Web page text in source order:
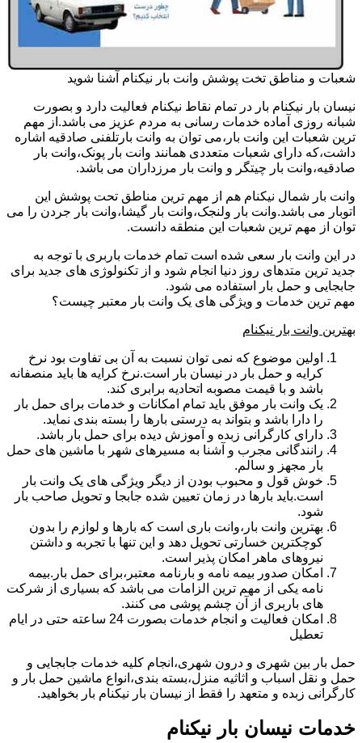
شعبات و مناطق تخت پوشش وانت بار نیکنام آشنا شوید
نیسان بار نیکنام بار در تمام نقاط نیکنام فعالیت دارد و بصورت
شبانه روزی آماده خدمات رسانی به مردم عزیز می باشد.از مهم
ترین شعبات این وانت بار،می توان به وانت بارتلفنی صادقیه اشاره
داشت،که دارای شعبات متعددی همانند وانت بار پونک،وانت بار
صادقیه،وانت بار چیتگر و وانت بار مرزداران می باشد.
وانت بار شمال نیکنام هم از مهم ترین مناطق تحت پوشش این
اتوبار می باشد.وانت بار ولنجک،وانت بار گیشا،وانت بار جردن را می
توان از مهم ترین شعبات این منطقه دانست.
در این وانت بار سعی شده است تمام خدمات باربری با توجه به
جدید ترین متدهای روز دنیا انجام شود و از تکنولوژی های جدید برای
جابجایی و حمل بار استفاده می شود.
مهم ترین خدمات و ویژگی های یک وانت بار معتبر چیست؟
بهترین وانت بار نیکنام
اولین موضوع که نمی توان نسبت به آن بی تفاوت بود نرخ
کرایه و حمل بار در نیسان بار است.نرخ کرایه ها باید منصفانه
باشد و با قیمت مصوبه اتحادیه برابری کند.
یک وانت بار موفق باید تمام امکانات و خدمات برای حمل بار
را دارا باشد و بتواند به درستی بارها را بسته بندی نماید.
دارای کارگرانی زبده و آموزش دیده برای حمل بار باشد.
رانندگانی مجرب و آشنا به مسیرهای شهر با ماشین های حمل
بار مجهز و سالم.
خوش قول و محبوب بودن از دیگر ویژگی های یک وانت بار
است.باید بارها در زمان تعیین شده جابجا و تحویل صاحب بار
شود.
بهترین وانت بار،وانت باری است که بارها و لوازم را بدون
کوچکترین خسارتی تحویل دهد و این تنها با تجربه و داشتن
نیروهای ماهر امکان پذیر است.
امکان صدور بیمه نامه و بارنامه معتبر،برای حمل بار.بیمه
نامه یکی از مهم ترین الزامات می باشد که بسیاری از شرکت
های باربری از آن چشم پوشی می کنند.
امکان فعالیت و انجام خدمات بصورت 24 ساعته حتی در ایام
تعطیل
حمل بار بین شهری و درون شهری،انجام کلیه خدمات جابجایی و
حمل و نقل اسباب و اثاثیه منزل،بسته بندی،انواع ماشین حمل بار و
کارگرانی زبده و متعهد را فقط از نیسان بار نیکنام بار بخواهید.
خدمات نیسان بار نیکنام